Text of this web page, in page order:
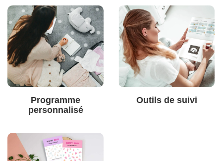
Programme
personnalisé
Outils de suivi